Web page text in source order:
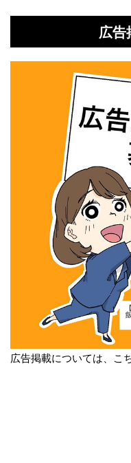
広
広告掲載については、こ